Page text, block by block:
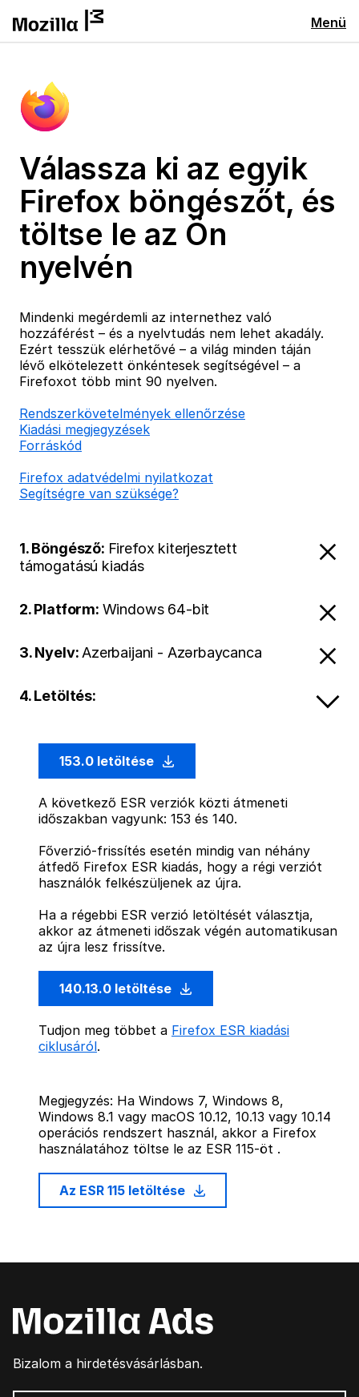
Menü
Válassza ki az egyik
Firefox böngészőt, és
töltse le az Ön
nyelvén
Mindenki megérdemli az internethez való
hozzáférést – és a nyelvtudás nem lehet akadály.
Ezért tesszük elérhetővé – a világ minden táján
lévő elkötelezett önkéntesek segítségével – a
Firefoxot több mint 90 nyelven.
Rendszerkövetelmények ellenőrzése
Kiadási megjegyzések
Forráskód
Firefox adatvédelmi nyilatkozat
Segítségre van szüksége?
1. Böngésző: Firefox kiterjesztett
támogatású kiadás
2. Platform: Windows 64-bit
3. Nyelv: Azerbaijani - Azərbaycanca
4. Letöltés:
153.0 letöltése
A következő ESR verziók közti átmeneti
időszakban vagyunk: 153 és 140.
Főverzió-frissítés esetén mindig van néhány
átfedő Firefox ESR kiadás, hogy a régi verziót
használók felkészüljenek az újra.
Ha a régebbi ESR verzió letöltését választja,
akkor az átmeneti időszak végén automatikusan
az újra lesz frissítve.
140.13.0 letöltése
Tudjon meg többet a Firefox ESR kiadási
ciklusáról.
Megjegyzés: Ha Windows 7, Windows 8,
Windows 8.1 vagy macOS 10.12, 10.13 vagy 10.14
operációs rendszert használ, akkor a Firefox
használatához töltse le az ESR 115-öt .
Az ESR 115 letöltése
Bizalom a hirdetésvásárlásban.